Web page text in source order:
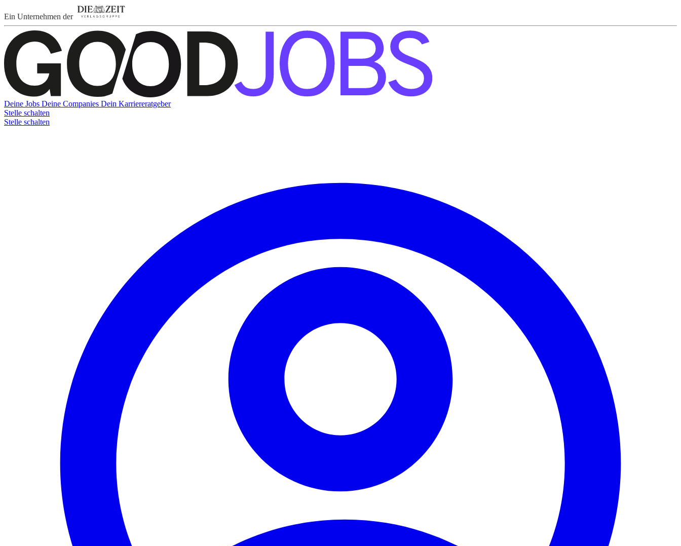
Ein Unternehmen der
Deine Jobs Deine Companies Dein Karriereratgeber
Stelle schalten
Stelle schalten